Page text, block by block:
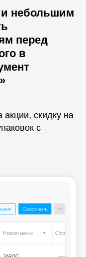
небольшим
перед
в
скидку на
с